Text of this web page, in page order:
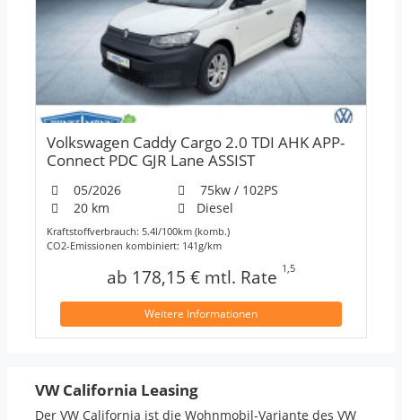
Volkswagen Caddy Cargo 2.0 TDI AHK APP-
Connect PDC GJR Lane ASSIST
05/2026
75kw / 102PS
20 km
Diesel
Kraftstoffverbrauch: 5.4l/100km (komb.)
CO2-Emissionen kombiniert: 141g/km
ab 178,15 € mtl. Rate 1,5
Weitere Informationen
VW California Leasing
Der VW California ist die Wohnmobil-Variante des VW